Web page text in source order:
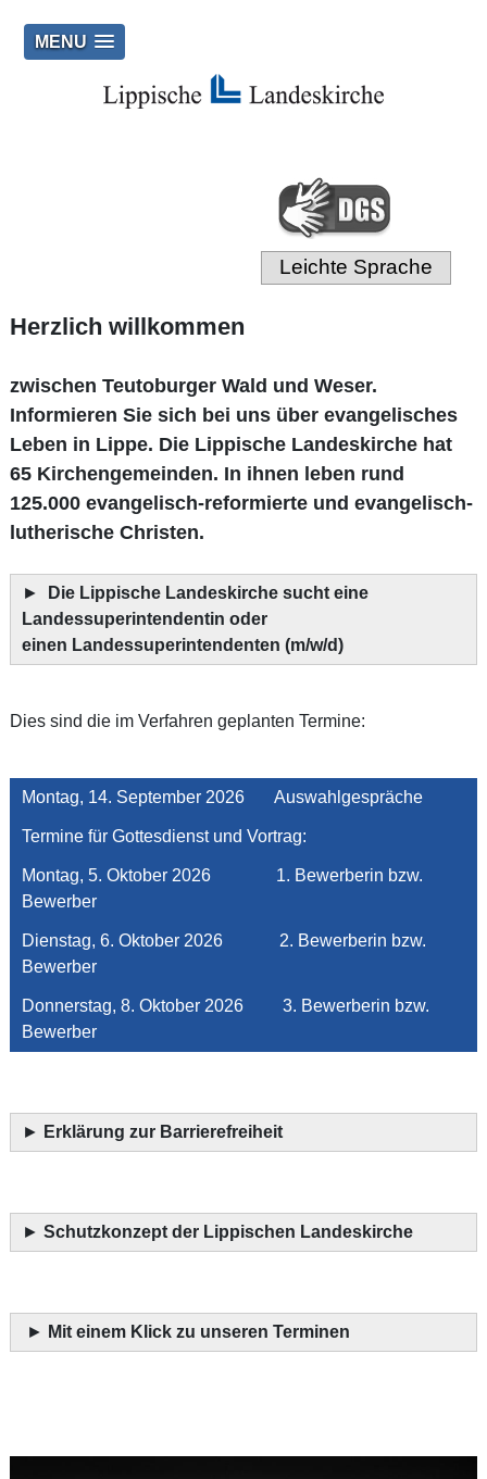
MENU
Leichte Sprache
Herzlich willkommen
zwischen Teutoburger Wald und Weser.
Informieren Sie sich bei uns über evangelisches
Leben in Lippe. Die Lippische Landeskirche hat
65 Kirchengemeinden. In ihnen leben rund
125.000 evangelisch-reformierte und evangelisch-
lutherische Christen.
►
Die Lippische Landeskirche sucht eine
Landessuperintendentin oder
einen Landessuperintendenten (m/w/d)
Dies sind die im Verfahren geplanten Termine:
Montag, 14. September 2026 Auswahlgespräche
Termine für Gottesdienst und Vortrag:
Montag, 5. Oktober 2026 1. Bewerberin bzw.
Bewerber
Dienstag, 6. Oktober 2026 2. Bewerberin bzw.
Bewerber
Donnerstag, 8. Oktober 2026 3. Bewerberin bzw.
Bewerber
► Erklärung zur Barrierefreiheit
► Schutzkonzept der Lippischen Landeskirche
► Mit einem Klick zu unseren Terminen